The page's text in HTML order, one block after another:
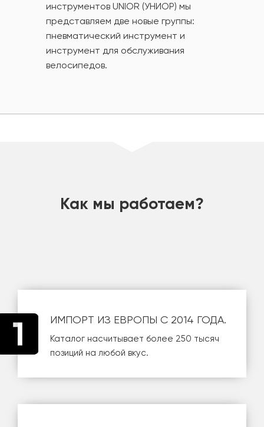
инструментов UNIOR (УНИОР) мы
представляем две новые группы:
пневматический инструмент и
инструмент для обслуживания
велосипедов.
Как мы работаем?
ИМПОРТ ИЗ ЕВРОПЫ С 2014 ГОДА.
Каталог насчитывает более 250 тысяч
позиций на любой вкус.